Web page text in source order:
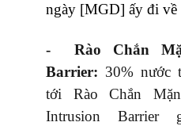
ngày [MGD] ấy đi về
- Rào Chắn
Barrier: 30% nước
tới Rào Chắn
Intrusion